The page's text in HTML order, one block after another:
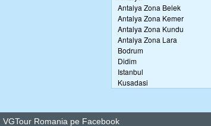
Antalya Zona Belek
Antalya Zona Kemer
Antalya Zona Kundu
Antalya Zona Lara
Bodrum
Didim
Istanbul
Kusadasi
VGTour Romania pe Facebook